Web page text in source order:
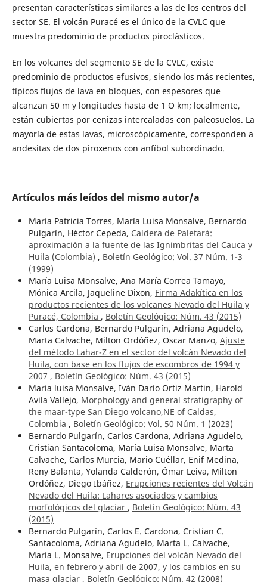
presentan características similares a las de los centros del
sector SE. El volcán Puracé es el único de la CVLC que
muestra predominio de productos piroclásticos.
En los volcanes del segmento SE de la CVLC, existe
predominio de productos efusivos, siendo los más recientes,
típicos flujos de lava en bloques, con espesores que
alcanzan 50 m y longitudes hasta de 1 O km; localmente,
están cubiertas por cenizas intercaladas con paleosuelos. La
mayoría de estas lavas, microscópicamente, corresponden a
andesitas de dos piroxenos con anfíbol subordinado.
Artículos más leídos del mismo autor/a
María Patricia Torres, María Luisa Monsalve, Bernardo
Pulgarín, Héctor Cepeda, Caldera de Paletará:
aproximación a la fuente de las Ignimbritas del Cauca y
Huila (Colombia) , Boletín Geológico: Vol. 37 Núm. 1-3
(1999)
María Luisa Monsalve, Ana María Correa Tamayo,
Mónica Arcila, Jaqueline Dixon, Firma Adakítica en los
productos recientes de los volcanes Nevado del Huila y
Puracé, Colombia , Boletín Geológico: Núm. 43 (2015)
Carlos Cardona, Bernardo Pulgarín, Adriana Agudelo,
Marta Calvache, Milton Ordóñez, Oscar Manzo, Ajuste
del método Lahar-Z en el sector del volcán Nevado del
Huila, con base en los flujos de escombros de 1994 y
2007 , Boletín Geológico: Núm. 43 (2015)
Maria luisa Monsalve, Iván Darío Ortiz Martin, Harold
Avila Vallejo, Morphology and general stratigraphy of
the maar-type San Diego volcano,NE of Caldas,
Colombia , Boletín Geológico: Vol. 50 Núm. 1 (2023)
Bernardo Pulgarín, Carlos Cardona, Adriana Agudelo,
Cristian Santacoloma, María Luisa Monsalve, Marta
Calvache, Carlos Murcia, Mario Cuéllar, Enif Medina,
Reny Balanta, Yolanda Calderón, Ómar Leiva, Milton
Ordóñez, Diego Ibáñez, Erupciones recientes del Volcán
Nevado del Huila: Lahares asociados y cambios
morfológicos del glaciar , Boletín Geológico: Núm. 43
(2015)
Bernardo Pulgarín, Carlos E. Cardona, Cristian C.
Santacoloma, Adriana Agudelo, Marta L. Calvache,
María L. Monsalve, Erupciones del volcán Nevado del
Huila, en febrero y abril de 2007, y los cambios en su
masa glaciar , Boletín Geológico: Núm. 42 (2008)